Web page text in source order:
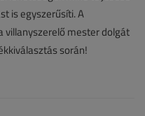
is egyszerűsíti. A
villanyszerelő mester dolgát
során!